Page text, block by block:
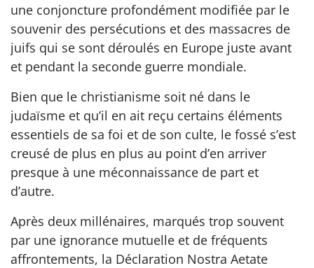
une conjoncture profondément modifiée par le
souvenir des persécutions et des massacres de
juifs qui se sont déroulés en Europe juste avant
et pendant la seconde guerre mondiale.
Bien que le christianisme soit né dans le
judaïsme et qu’il en ait reçu certains éléments
essentiels de sa foi et de son culte, le fossé s’est
creusé de plus en plus au point d’en arriver
presque à une méconnaissance de part et
d’autre.
Après deux millénaires, marqués trop souvent
par une ignorance mutuelle et de fréquents
affrontements, la Déclaration Nostra Aetate